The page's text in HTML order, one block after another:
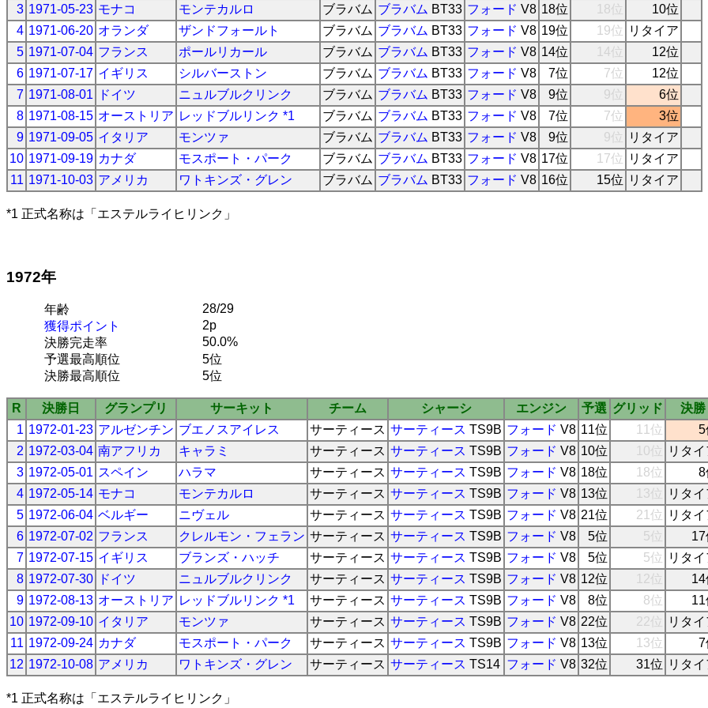
3 1971-05-23 モナコ モンテカルロ ブラバム ブラバム BT33 フォード V8 18位 18位
10位
4 1971-06-20 オランダ ザンドフォールト ブラバム ブラバム BT33 フォード V8 19位 19位
リタイア
5 1971-07-04 フランス ポールリカール ブラバム ブラバム BT33 フォード V8 14位 14位
12位
6 1971-07-17 イギリス シルバーストン ブラバム ブラバム BT33 フォード V8 7位 7位
12位
7 1971-08-01 ドイツ ニュルブルクリンク ブラバム ブラバム BT33 フォード V8 9位 9位
6位
8 1971-08-15 オーストリア レッドブルリンク *1 ブラバム ブラバム BT33 フォード V8 7位 7位
3位
9 1971-09-05 イタリア モンツァ ブラバム ブラバム BT33 フォード V8 9位 9位
リタイア
10 1971-09-19 カナダ モスポート・パーク ブラバム ブラバム BT33 フォード V8 17位 17位
リタイア
11 1971-10-03 アメリカ ワトキンズ・グレン ブラバム ブラバム BT33 フォード V8 16位 15位 リタイア
*1 正式名称は「エステルライヒリンク」
1972年
年齢
28/29
獲得ポイント
2p
決勝完走率
50.0%
予選最高順位
5位
決勝最高順位
5位
R 決勝日 グランプリ サーキット チーム シャーシ エンジン 予選 グリッド 決勝
1 1972-01-23 アルゼンチン ブエノスアイレス サーティース サーティース TS9B フォード V8 11位 11位
5
2 1972-03-04 南アフリカ キャラミ サーティース サーティース TS9B フォード V8 10位 10位
リタイ
3 1972-05-01 スペイン ハラマ サーティース サーティース TS9B フォード V8 18位 18位
8
4 1972-05-14 モナコ モンテカルロ サーティース サーティース TS9B フォード V8 13位 13位
リタイ
5 1972-06-04 ベルギー ニヴェル サーティース サーティース TS9B フォード V8 21位 21位
リタイ
6 1972-07-02 フランス クレルモン・フェラン サーティース サーティース TS9B フォード V8 5位 5位
17
7 1972-07-15 イギリス ブランズ・ハッチ サーティース サーティース TS9B フォード V8 5位 5位
リタイ
8 1972-07-30 ドイツ ニュルブルクリンク サーティース サーティース TS9B フォード V8 12位 12位
14
9 1972-08-13 オーストリア レッドブルリンク *1 サーティース サーティース TS9B フォード V8 8位 8位
11
10 1972-09-10 イタリア モンツァ サーティース サーティース TS9B フォード V8 22位 22位
リタイ
11 1972-09-24 カナダ モスポート・パーク サーティース サーティース TS9B フォード V8 13位 13位
7
12 1972-10-08 アメリカ ワトキンズ・グレン サーティース サーティース TS14 フォード V8 32位 31位 リタイ
*1 正式名称は「エステルライヒリンク」